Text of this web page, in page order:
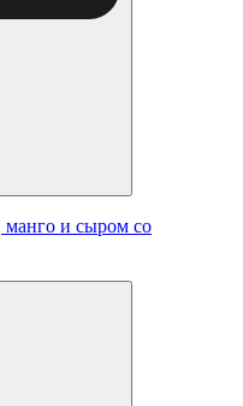
манго и сыром со